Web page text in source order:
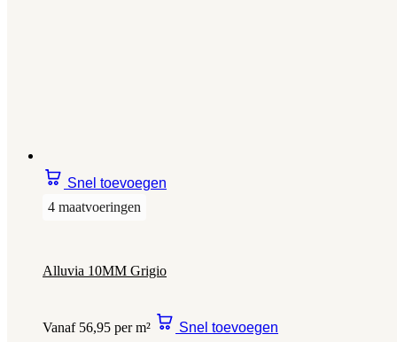
Snel toevoegen
4 maatvoeringen
Alluvia 10MM Grigio
Vanaf 56,95 per m² Snel toevoegen